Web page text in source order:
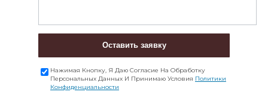
Оставить заявку
Нажимая Кнопку, Я Даю Согласие На Обработку
Персональных Данных И Принимаю Условия Политики
Конфиденциальности